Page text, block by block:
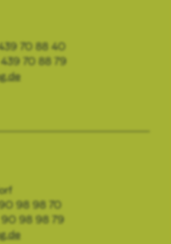
70 88 40
70 88 79
90 98 98 70
90 98 98 79